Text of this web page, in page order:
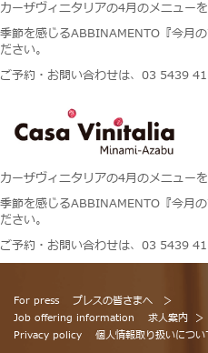
カーザヴィニタリアの4月のメニュー
季節を感じるABBINAMENTO『今月
ださい。
ご予約・お問い合わせは、03 5439
カーザヴィニタリアの4月のメニュー
季節を感じるABBINAMENTO『今月
ださい。
ご予約・お問い合わせは、03 5439
For press
プレスの皆さまへ
Job offering information
求人案内
Privacy policy
個人情報取り扱いについ